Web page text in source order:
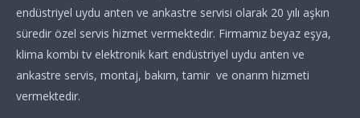
endüstriyel uydu anten ve ankastre servisi olarak 20 yılı aşkın
süredir özel servis hizmet vermektedir. Firmamız beyaz eşya,
klima kombi tv elektronik kart endüstriyel uydu anten ve
ankastre servis, montaj, bakım, tamir ve onarım hizmeti
vermektedir.